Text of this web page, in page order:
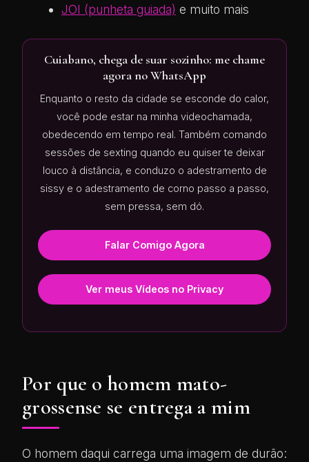
JOI (punheta guiada) e muito mais
Cuiabano, chega de suar sozinho: me chame
agora no WhatsApp
Enquanto o resto da cidade se esconde do calor,
você pode estar na minha videochamada,
obedecendo em tempo real. Também comando
sessões de sexting quando eu quiser te deixar
louco à distância, e conduzo o adestramento de
sissy e o adestramento de corno passo a passo,
sem pressa, sem dó.
Falar Comigo Agora
Ver meus Vídeos no Privacy
Por que o homem mato-
grossense se entrega a mim
O homem daqui carrega uma imagem de durão: